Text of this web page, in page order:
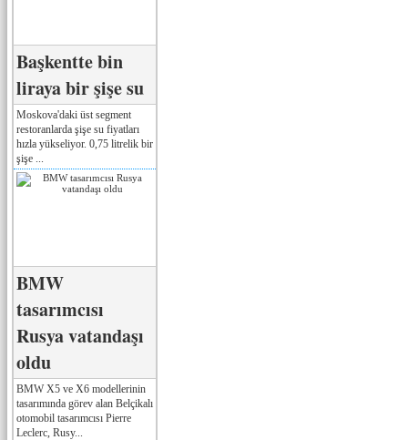
Başkentte bin
liraya bir şişe su
Moskova'daki üst segment
restoranlarda şişe su fiyatları
hızla yükseliyor. 0,75 litrelik bir
şişe ...
BMW
tasarımcısı
Rusya vatandaşı
oldu
BMW X5 ve X6 modellerinin
tasarımında görev alan Belçikalı
otomobil tasarımcısı Pierre
Leclerc, Rusy...